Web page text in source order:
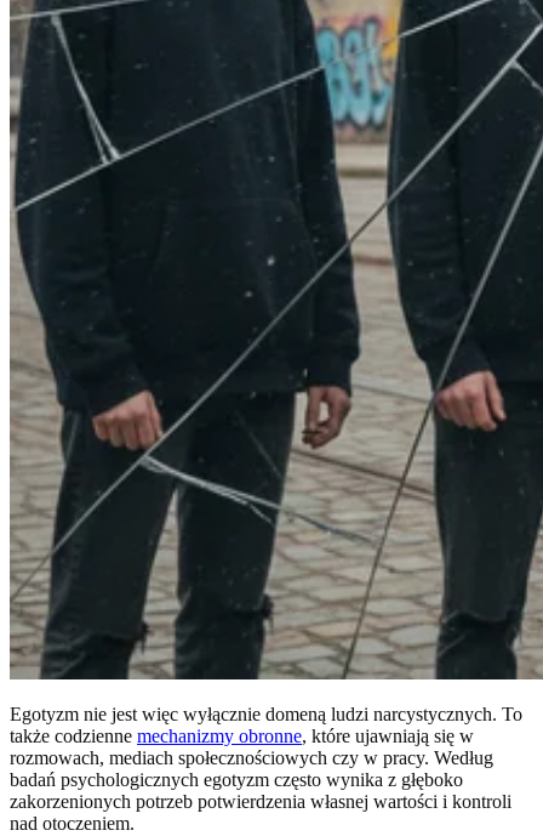
Egotyzm nie jest więc wyłącznie domeną ludzi narcystycznych. To
także codzienne mechanizmy obronne, które ujawniają się w
rozmowach, mediach społecznościowych czy w pracy. Według
badań psychologicznych egotyzm często wynika z głęboko
zakorzenionych potrzeb potwierdzenia własnej wartości i kontroli
nad otoczeniem.